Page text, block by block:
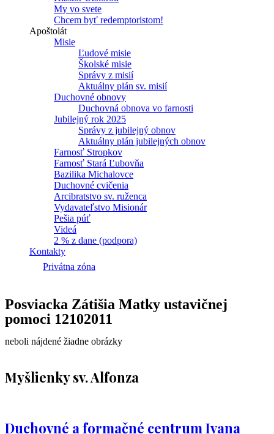
My vo svete
Chcem byť redemptoristom!
Apoštolát
Misie
Ľudové misie
Školské misie
Správy z misií
Aktuálny plán sv. misií
Duchovné obnovy
Duchovná obnova vo farnosti
Jubilejný rok 2025
Správy z jubilejný obnov
Aktuálny plán jubilejných obnov
Farnosť Stropkov
Farnosť Stará Ľubovňa
Bazilika Michalovce
Duchovné cvičenia
Arcibratstvo sv. ruženca
Vydavateľstvo Misionár
Pešia púť
Videá
2 % z dane (podpora)
Kontakty
Privátna zóna
Posviacka Zátišia Matky ustavičnej
pomoci 12102011
neboli nájdené žiadne obrázky
Myšlienky sv. Alfonza
Duchovné a formačné centrum Ivana